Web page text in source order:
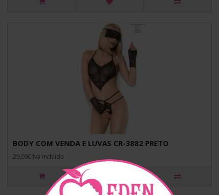
BODY COM VENDA E LUVAS CR-3882 PRETO
29,00€ Iva incluído